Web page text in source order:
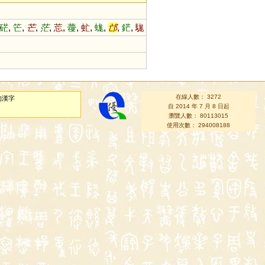
, 笀, 芒, 茫, 莣, 蘉, 虻, 蛖, 邙, 鋩,駹
漢字
在線人數： 3272
自 2014 年 7 月 8 日起
瀏覽人數： 80113015
使用次數： 294008188